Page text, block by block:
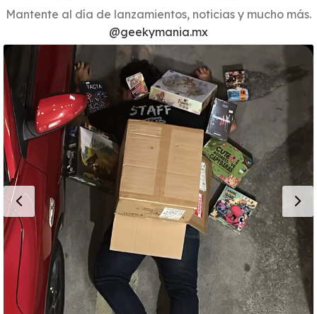
Mantente al día de lanzamientos, noticias y mucho más.
@geekymania.mx